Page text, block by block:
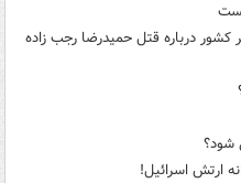
کشور درباره قتل حمیدرضا رجب زاده
شود؟
ارتش اسرائیل!